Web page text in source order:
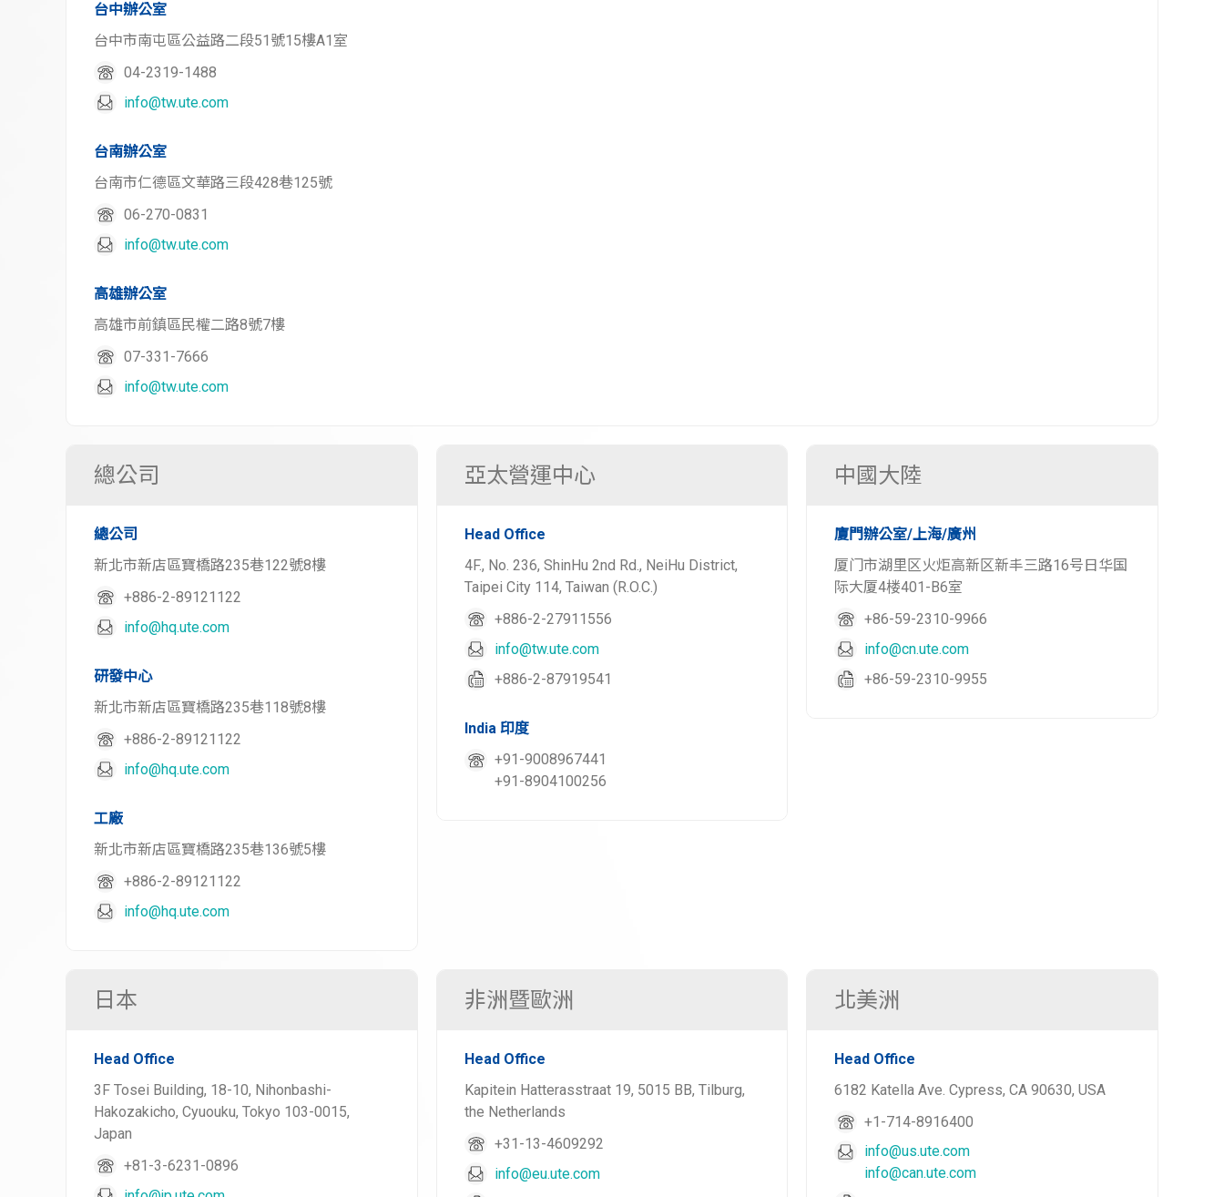
台中辦公室
台中市南屯區公益路二段51號15樓A1室
04-2319-1488
info@tw.ute.com
台南辦公室
台南市仁德區文華路三段428巷125號
06-270-0831
info@tw.ute.com
高雄辦公室
高雄市前鎮區民權二路8號7樓
07-331-7666
info@tw.ute.com
總公司
總公司
新北市新店區寶橋路235巷122號8樓
+886-2-89121122
info@hq.ute.com
研發中心
新北市新店區寶橋路235巷118號8樓
+886-2-89121122
info@hq.ute.com
工廠
新北市新店區寶橋路235巷136號5樓
+886-2-89121122
info@hq.ute.com
亞太營運中心
Head Office
4F., No. 236, ShinHu 2nd Rd., NeiHu District,
Taipei City 114, Taiwan (R.O.C.)
+886-2-27911556
info@tw.ute.com
+886-2-87919541
India 印度
+91-9008967441
+91-8904100256
中國大陸
廈門辦公室/上海/廣州
厦门市湖里区火炬高新区新丰三路16号日华国
际大厦4楼401-B6室
+86-59-2310-9966
info@cn.ute.com
+86-59-2310-9955
日本
Head Office
3F Tosei Building, 18-10, Nihonbashi-
Hakozakicho, Cyuouku, Tokyo 103-0015,
Japan
+81-3-6231-0896
非洲暨歐洲
Head Office
Kapitein Hatterasstraat 19, 5015 BB, Tilburg,
the Netherlands
+31-13-4609292
info@eu.ute.com
北美洲
Head Office
6182 Katella Ave. Cypress, CA 90630, USA
+1-714-8916400
info@us.ute.com
info@can.ute.com